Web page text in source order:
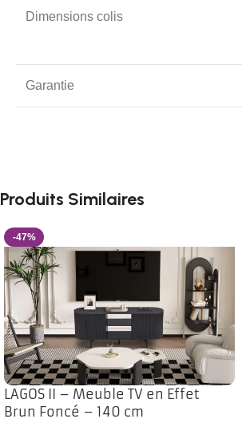
Dimensions colis
Garantie
Produits Similaires
-47%
LAGOS II – Meuble TV en Effet
Brun Foncé – 140 cm